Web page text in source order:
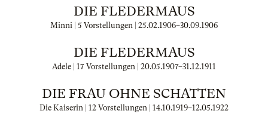
DIE FLEDERMAUS
Minni | 5 Vorstellungen | 25.02.1906–30.09.1906
DIE FLEDERMAUS
Adele | 17 Vorstellungen | 20.05.1907–31.12.1911
DIE FRAU OHNE SCHATTEN
Die Kaiserin | 12 Vorstellungen | 14.10.1919–12.05.1922